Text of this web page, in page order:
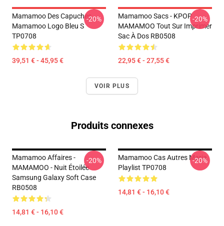
Mamamoo Des Capuches...
Mamamoo Logo Bleu S
TP0708
39,51 € - 45,95 €
-20%
Mamamoo Sacs - KPOP
MAMAMOO Tout Sur Imprimer
Sac À Dos RB0508
22,95 € - 27,55 €
-20%
VOIR PLUS
Produits connexes
Mamamoo Affaires -
MAMAMOO - Nuit Étoilée
Samsung Galaxy Soft Case
RB0508
14,81 € - 16,10 €
-20%
Mamamoo Cas Autres Maria
Playlist TP0708
14,81 € - 16,10 €
-20%